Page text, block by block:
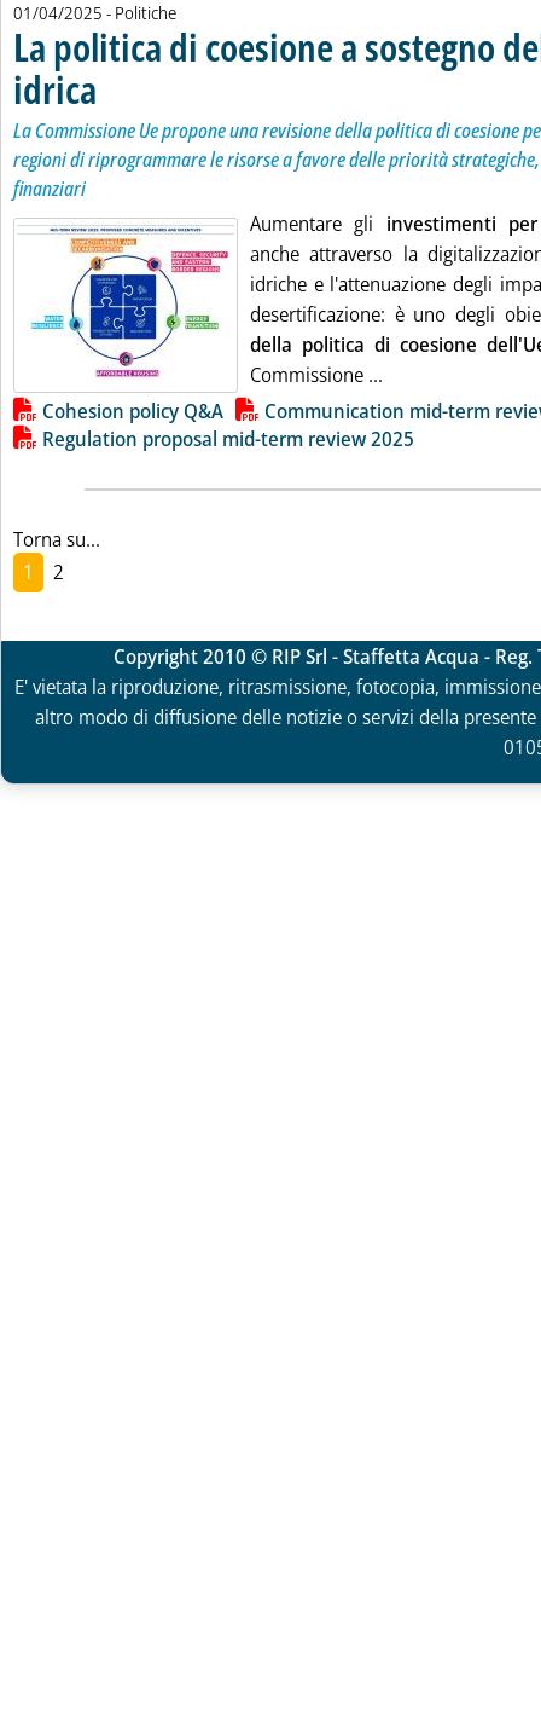
01/04/2025 - Politiche
La politica di coesione a sostegno
idrica . Sottotitolo: La Commissione Ue propone una revisione della politica di
La Commissione Ue propone una revisione della politica di coesione
regioni di riprogrammare le risorse a favore delle priorità
finanziari
Aumentare gli investimenti
anche attraverso la
idriche e l'attenuazione degli
desertificazione: è uno degli
della politica di coesione
Commissione ...
Lista allegati PDF alla notizia
Cohesion policy Q&A
Communication mid-term
Regulation proposal mid-term review 2025
Torna su...
1
2
Copyright 2010 © RIP Srl - Staffetta Acqua -
E' vietata la riproduzione, ritrasmissione, fotocopia,
altro modo di diffusione delle notizie o servizi della